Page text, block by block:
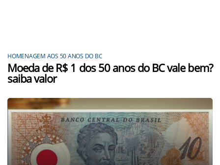
HOMENAGEM AOS 50 ANOS DO BC
Moeda de R$ 1 dos 50 anos do BC vale bem?
saiba valor